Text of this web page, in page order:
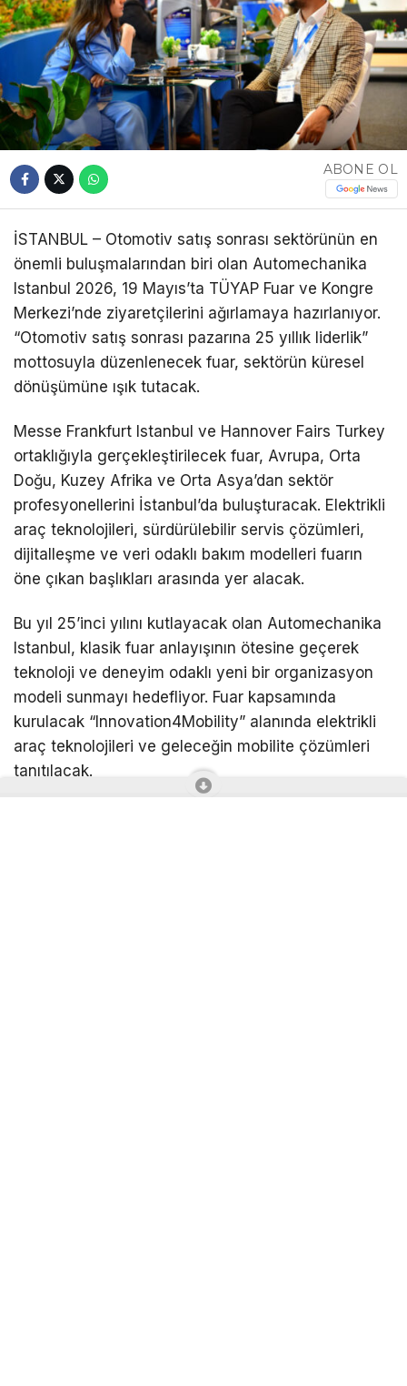
ABONE OL
İSTANBUL – Otomotiv satış sonrası sektörünün en
önemli buluşmalarından biri olan Automechanika
Istanbul 2026, 19 Mayıs’ta TÜYAP Fuar ve Kongre
Merkezi’nde ziyaretçilerini ağırlamaya hazırlanıyor.
“Otomotiv satış sonrası pazarına 25 yıllık liderlik”
mottosuyla düzenlenecek fuar, sektörün küresel
dönüşümüne ışık tutacak.
Messe Frankfurt Istanbul ve Hannover Fairs Turkey
ortaklığıyla gerçekleştirilecek fuar, Avrupa, Orta
Doğu, Kuzey Afrika ve Orta Asya’dan sektör
profesyonellerini İstanbul’da buluşturacak. Elektrikli
araç teknolojileri, sürdürülebilir servis çözümleri,
dijitalleşme ve veri odaklı bakım modelleri fuarın
öne çıkan başlıkları arasında yer alacak.
Bu yıl 25’inci yılını kutlayacak olan Automechanika
Istanbul, klasik fuar anlayışının ötesine geçerek
teknoloji ve deneyim odaklı yeni bir organizasyon
modeli sunmayı hedefliyor. Fuar kapsamında
kurulacak “Innovation4Mobility” alanında elektrikli
araç teknolojileri ve geleceğin mobilite çözümleri
tanıtılacak.